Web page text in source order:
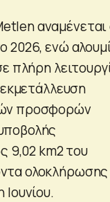
αναμένεται
2026, ενώ
πλήρη
προσφορών
9,02 km2 του
ολοκλήρωσης